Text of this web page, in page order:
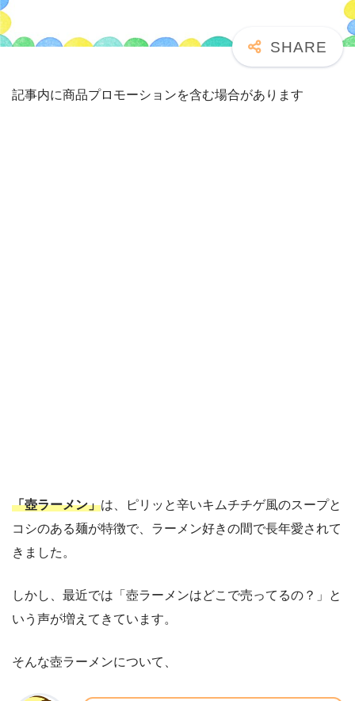
記事内に商品プロモーションを含む場合があります
「壺ラーメン」は、ピリッと辛いキムチチゲ風のスープと
コシのある麺が特徴で、ラーメン好きの間で長年愛されて
きました。
しかし、最近では「壺ラーメンはどこで売ってるの？」と
いう声が増えてきています。
そんな壺ラーメンについて、